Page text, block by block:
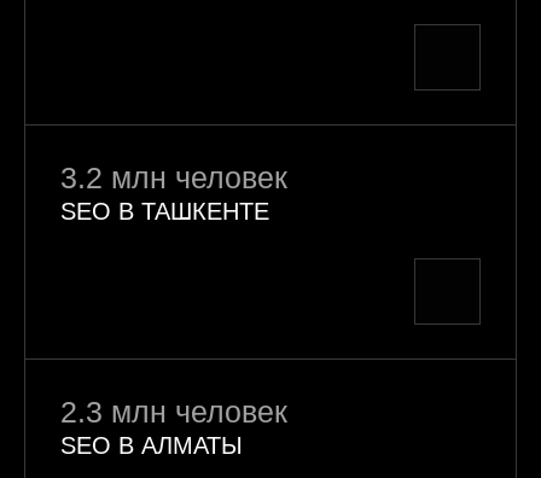
3.2 млн человек
SEO В ТАШКЕНТЕ
2.3 млн человек
SEO В АЛМАТЫ